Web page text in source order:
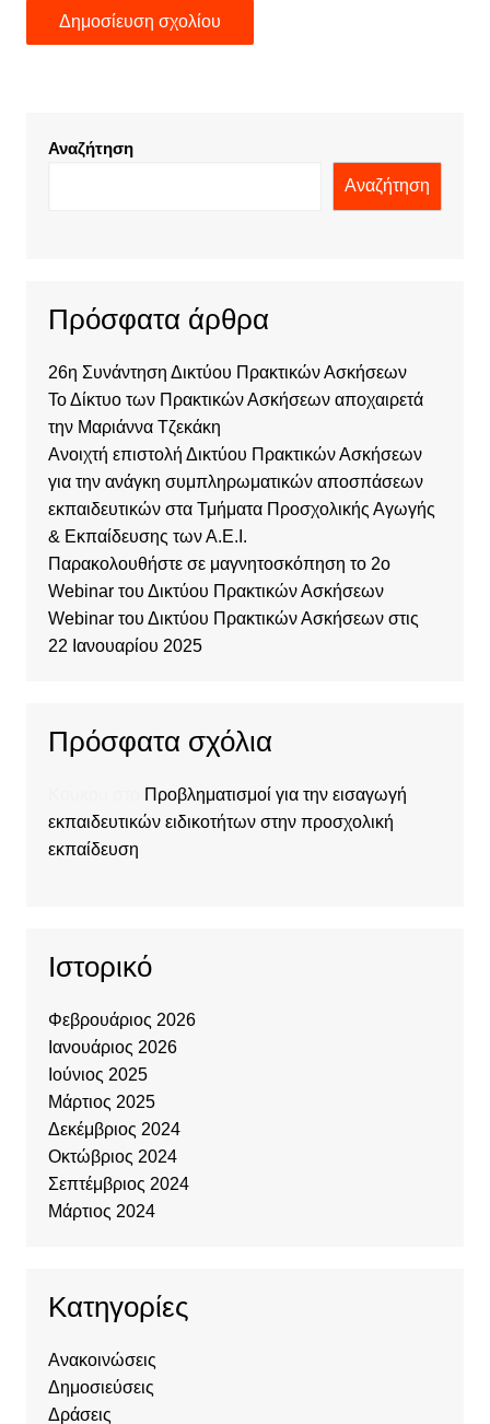
Αναζήτηση
Αναζήτηση
Πρόσφατα άρθρα
26η Συνάντηση Δικτύου Πρακτικών Ασκήσεων
Το Δίκτυο των Πρακτικών Ασκήσεων αποχαιρετά
την Μαριάννα Τζεκάκη
Ανοιχτή επιστολή Δικτύου Πρακτικών Ασκήσεων
για την ανάγκη συμπληρωματικών αποσπάσεων
εκπαιδευτικών στα Τμήματα Προσχολικής Αγωγής
& Εκπαίδευσης των Α.Ε.Ι.
Παρακολουθήστε σε μαγνητοσκόπηση το 2o
Webinar του Δικτύου Πρακτικών Ασκήσεων
Webinar του Δικτύου Πρακτικών Ασκήσεων στις
22 Ιανουαρίου 2025
Πρόσφατα σχόλια
Προβληματισμοί για την εισαγωγή
εκπαιδευτικών ειδικοτήτων στην προσχολική
εκπαίδευση
Ιστορικό
Φεβρουάριος 2026
Ιανουάριος 2026
Ιούνιος 2025
Μάρτιος 2025
Δεκέμβριος 2024
Οκτώβριος 2024
Σεπτέμβριος 2024
Μάρτιος 2024
Kατηγορίες
Ανακοινώσεις
Δημοσιεύσεις
Δράσεις